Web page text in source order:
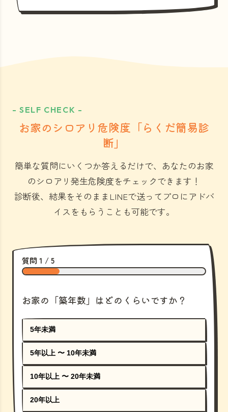
- SELF CHECK -
お家のシロアリ危険度「らくだ簡易診
断」
簡単な質問にいくつか答えるだけで、あなたのお家
のシロアリ発生危険度をチェックできます！
診断後、結果をそのままLINEで送ってプロにアドバ
イスをもらうことも可能です。
質問 1 / 5
お家の「築年数」はどのくらいですか？
5年未満
5年以上 〜 10年未満
10年以上 〜 20年未満
20年以上